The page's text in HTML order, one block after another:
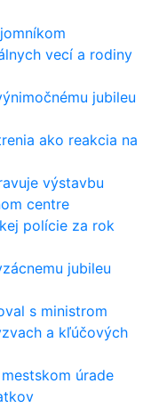
vecí a rodiny
jubileu
ako reakcia na
výstavbu
centre
polície za rok
jubileu
s ministrom
a kľúčových
úrade